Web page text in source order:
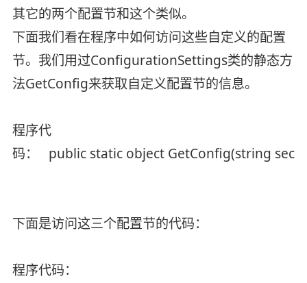
其它的两个配置节和这个类似。
下面我们看在程序中如何访问这些自定义的配置
节。我们用过ConfigurationSettings类的静态方
法GetConfig来获取自定义配置节的信息。
程序代
码： public static object GetConfig(string
下面是访问这三个配置节的代码：
程序代码：